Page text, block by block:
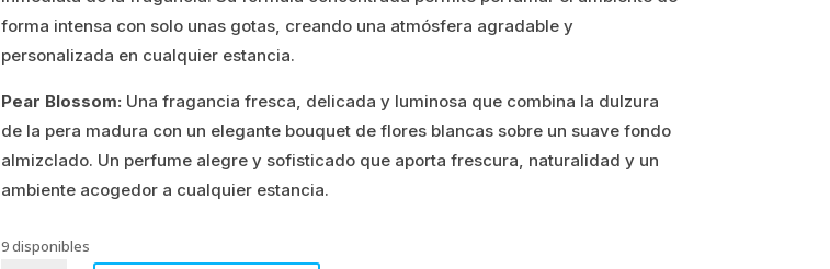
11.65€.9.32€.
forma intensa con solo unas gotas, creando una atmósfera agradable y
personalizada en cualquier estancia.
Pear Blossom: Una fragancia fresca, delicada y luminosa que combina la dulzura
de la pera madura con un elegante bouquet de flores blancas sobre un suave fondo
almizclado. Un perfume alegre y sofisticado que aporta frescura, naturalidad y un
ambiente acogedor a cualquier estancia.
9 disponibles